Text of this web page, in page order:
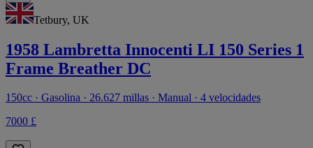
Tetbury, UK
1958 Lambretta Innocenti LI 150 Series 1
Frame Breather DC
150cc · Gasolina · 26.627 millas · Manual · 4 velocidades
7000 £